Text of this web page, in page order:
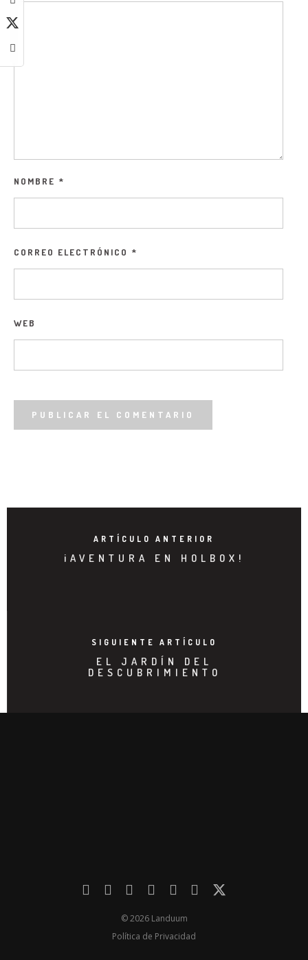
NOMBRE *
CORREO ELECTRÓNICO *
WEB
ARTÍCULO ANTERIOR
¡AVENTURA EN HOLBOX!
SIGUIENTE ARTÍCULO
EL JARDÍN DEL
DESCUBRIMIENTO
© 2026 Landuum
Política de Privacidad